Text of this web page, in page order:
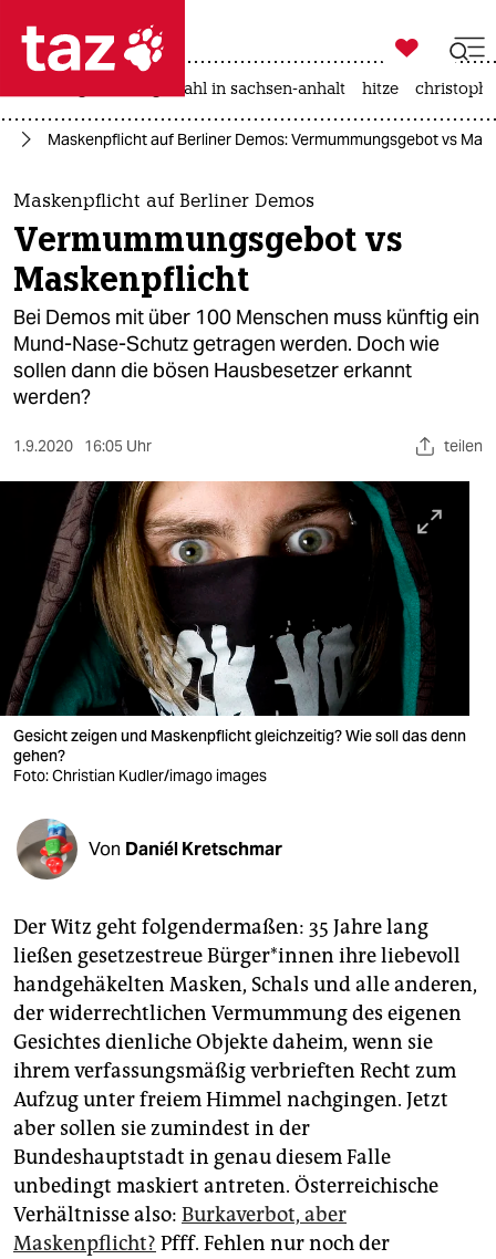
 taz zahl ich
taz zahl ich
themen
politik
öko
gesellschaft
kultur
sport
berlin
nord
wahrheit
verlag
verlag
veranstaltungen
shop
fragen & hilfe
unterstützen
genossenschaft
epaper login

taz zahl ich
landtagswahl in sachsen-anhalt hitze
Maskenpflicht auf Berliner Demos: Vermummungsgebot vs
Maskenpflicht auf Berliner Demos
Vermummungsgebot vs
Maskenpflicht
Bei Demos mit über 100 Menschen muss künftig ein
Mund-Nase-Schutz getragen werden. Doch wie
sollen dann die bösen Hausbesetzer erkannt
werden?
1.9.2020 16:05 Uhr teilen
Gesicht zeigen und Maskenpflicht gleichzeitig? Wie soll das denn
gehen?
Foto: Christian Kudler/imago images
Von Daniél Kretschmar
Der Witz geht folgendermaßen: 35 Jahre lang
ließen gesetzestreue Bürger*innen ihre liebevoll
handgehäkelten Masken, Schals und alle anderen,
der widerrechtlichen Vermummung des eigenen
Gesichtes dienliche Objekte daheim, wenn sie
ihrem verfassungsmäßig verbrieften Recht zum
Aufzug unter freiem Himmel nachgingen. Jetzt
aber sollen sie zumindest in der
Bundeshauptstadt in genau diesem Falle
unbedingt maskiert antreten. Österreichische
Verhältnisse also: Burkaverbot, aber
Maskenpflicht? Pfff. Fehlen nur noch der